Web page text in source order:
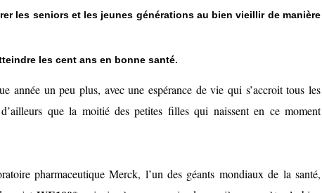
les seniors et les jeunes générations au bien vieillir de manière
les cent ans en bonne santé.
année un peu plus, avec une espérance de vie qui s’accroit tous les
que la moitié des petites filles qui naissent en ce moment
pharmaceutique Merck, l’un des géants mondiaux de la santé,